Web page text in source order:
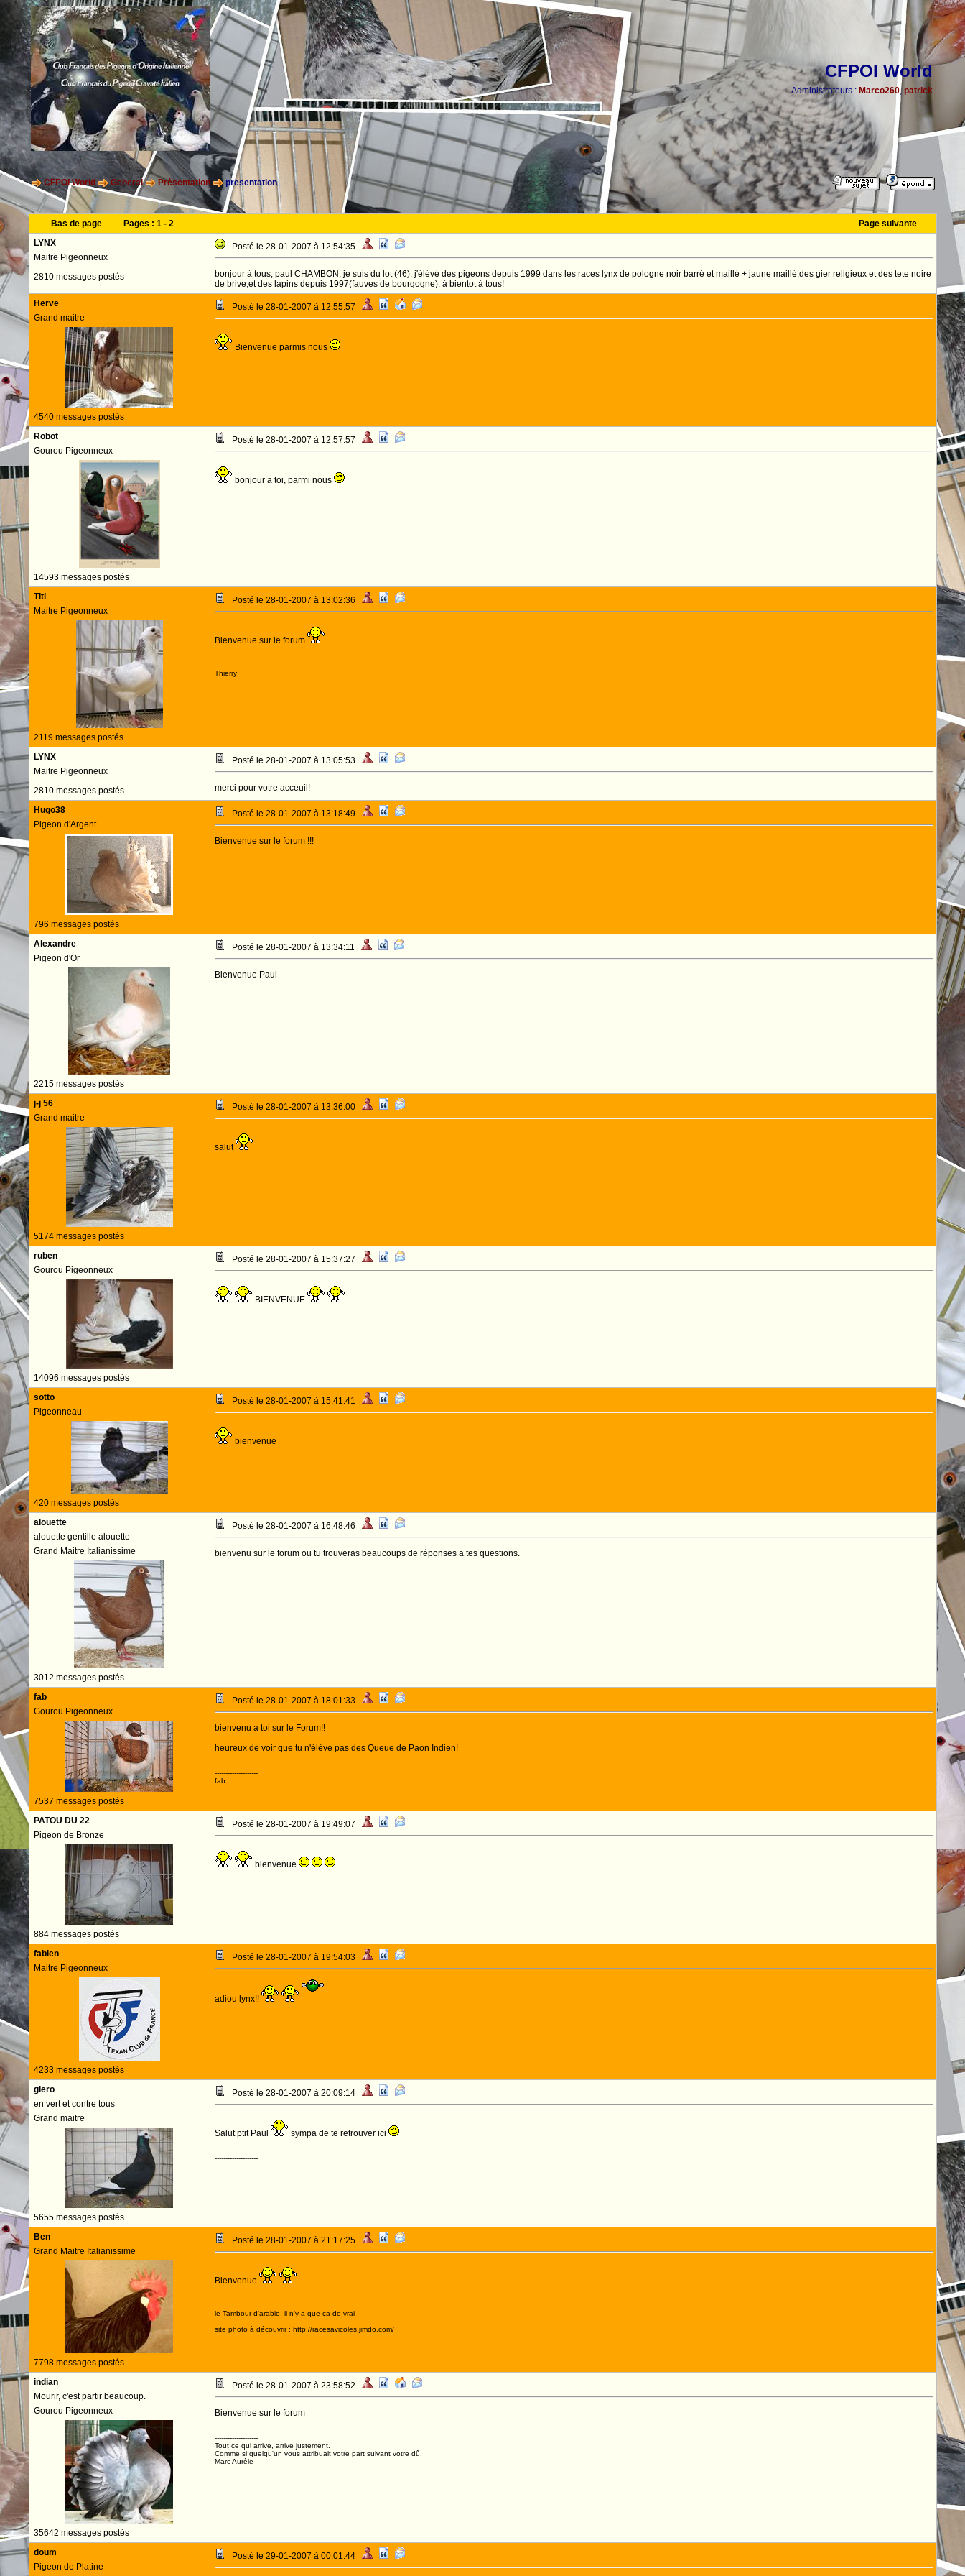
CFPOI World
Administrateurs : Marco260, patrick
CFPOI World General Présentation presentation
Bas de page Pages : 1- 2
Page suivante
LYNX
Maitre Pigeonneux
2810 messages postés
Posté le 28-01-2007 à 12:54:35
bonjour à tous, paul CHAMBON, je suis du lot (46), j'élévé des pigeons depuis 1999 dans les races lynx de pologne noir barré et maillé + jaune maillé;des gier religieux et des tete noire
de brive;et des lapins depuis 1997(fauves de bourgogne). à bientot à tous!
Herve
Grand maitre
4540 messages postés
Posté le 28-01-2007 à 12:55:57
Bienvenue parmis nous
Robot
Gourou Pigeonneux
14593 messages postés
Posté le 28-01-2007 à 12:57:57
bonjour a toi, parmi nous
Titi
Maitre Pigeonneux
2119 messages postés
Posté le 28-01-2007 à 13:02:36
Bienvenue sur le forum
--------------------
Thierry
LYNX
Maitre Pigeonneux
2810 messages postés
Posté le 28-01-2007 à 13:05:53
merci pour votre acceuil!
Hugo38
Pigeon d'Argent
796 messages postés
Posté le 28-01-2007 à 13:18:49
Bienvenue sur le forum !!!
Alexandre
Pigeon d'Or
2215 messages postés
Posté le 28-01-2007 à 13:34:11
Bienvenue Paul
j-j 56
Grand maitre
5174 messages postés
Posté le 28-01-2007 à 13:36:00
salut
ruben
Gourou Pigeonneux
14096 messages postés
Posté le 28-01-2007 à 15:37:27
BIENVENUE
sotto
Pigeonneau
420 messages postés
Posté le 28-01-2007 à 15:41:41
bienvenue
alouette
alouette gentille alouette
Grand Maitre Italianissime
3012 messages postés
Posté le 28-01-2007 à 16:48:46
bienvenu sur le forum ou tu trouveras beaucoups de réponses a tes questions.
fab
Gourou Pigeonneux
7537 messages postés
Posté le 28-01-2007 à 18:01:33
bienvenu a toi sur le Forum!!
heureux de voir que tu n'élève pas des Queue de Paon Indien!
--------------------
fab
PATOU DU 22
Pigeon de Bronze
884 messages postés
Posté le 28-01-2007 à 19:49:07
bienvenue
fabien
Maitre Pigeonneux
4233 messages postés
Posté le 28-01-2007 à 19:54:03
adiou lynx!!
giero
en vert et contre tous
Grand maitre
5655 messages postés
Posté le 28-01-2007 à 20:09:14
Salut ptit Paul sympa de te retrouver ici
--------------------
Ben
Grand Maitre Italianissime
7798 messages postés
Posté le 28-01-2007 à 21:17:25
Bienvenue
--------------------
le Tambour d'arabie, il n'y a que ça de vrai
site photo à découvrir : http://racesavicoles.jimdo.com/
indian
Mourir, c'est partir beaucoup.
Gourou Pigeonneux
35642 messages postés
Posté le 28-01-2007 à 23:58:52
Bienvenue sur le forum
--------------------
Tout ce qui arrive, arrive justement.
Comme si quelqu'un vous attribuait votre part suivant votre dû.
Marc Aurèle
doum
Pigeon de Platine
Posté le 29-01-2007 à 00:01:44